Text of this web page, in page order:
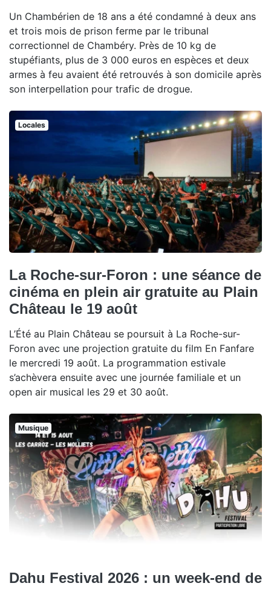
Un Chambérien de 18 ans a été condamné à deux ans
et trois mois de prison ferme par le tribunal
correctionnel de Chambéry. Près de 10 kg de
stupéfiants, plus de 3 000 euros en espèces et deux
armes à feu avaient été retrouvés à son domicile après
son interpellation pour trafic de drogue.
Locales
La Roche-sur-Foron : une séance de
cinéma en plein air gratuite au Plain
Château le 19 août
L’Été au Plain Château se poursuit à La Roche-sur-
Foron avec une projection gratuite du film En Fanfare
le mercredi 19 août. La programmation estivale
s’achèvera ensuite avec une journée familiale et un
open air musical les 29 et 30 août.
Musique
Dahu Festival 2026 : un week-end de